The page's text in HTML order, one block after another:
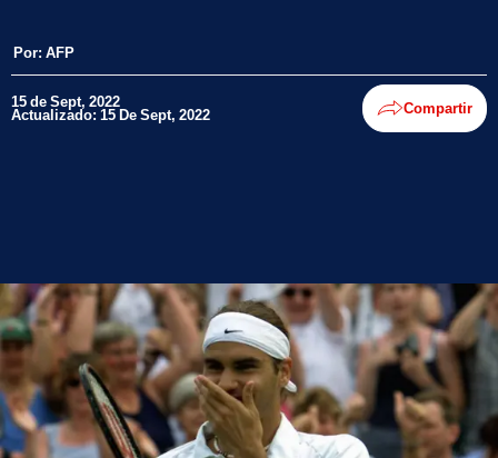
Por: AFP
15 de Sept, 2022
Actualizado: 15 De Sept, 2022 Compartir